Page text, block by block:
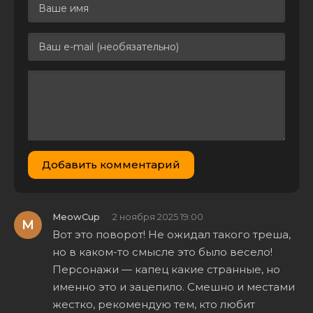
КиноПоиск
HD
Стейк от
кутюр /
КиноПоиск
HD
Стейк от
saignant
(2020) BDRip
[H.264/1080p]
Стейк от
кутюр /
Tendre et
Добавить комментарий
M
MeowCup 2 ноября 2025 19:00
Вот это поворот! Не ожидал такого треша,
но в каком-то смысле это было весело!
Персонажи — капец какие странные, но
именно это и зацепило. Смешно и местами
жестко, рекомендую тем, кто любит